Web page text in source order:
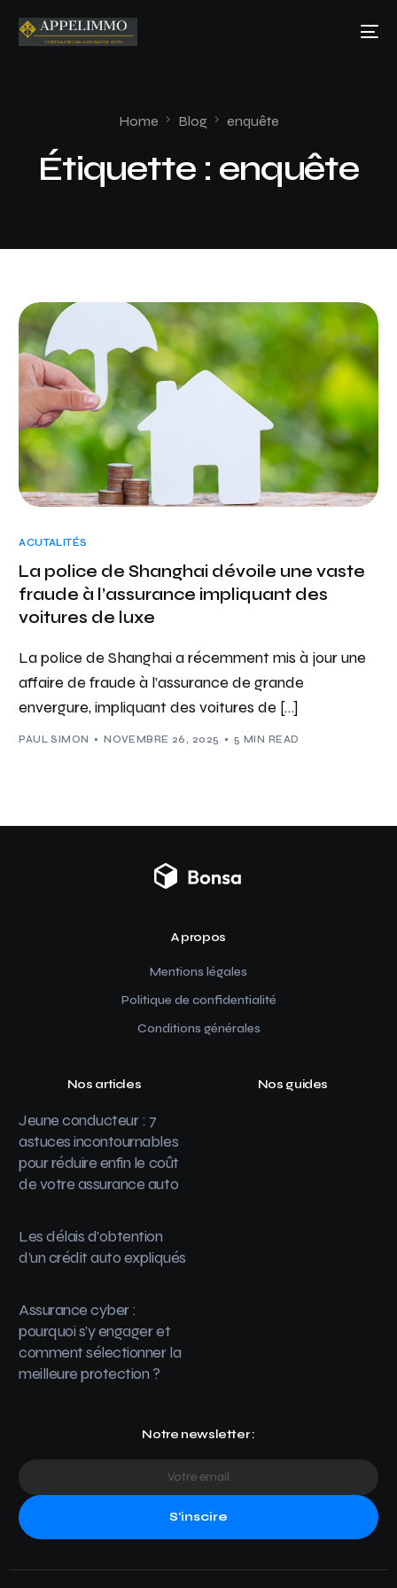
Home Blog enquête
Étiquette : enquête
ACUTALITÉS
La police de Shanghai dévoile une vaste
fraude à l’assurance impliquant des
voitures de luxe
La police de Shanghai a récemment mis à jour une
affaire de fraude à l’assurance de grande
envergure, impliquant des voitures de […]
PAUL SIMON NOVEMBRE 26, 2025 5 MIN READ
A propos
Mentions légales
Politique de confidentialité
Conditions générales
Nos articles
Jeune conducteur : 7
astuces incontournables
pour réduire enfin le coût
de votre assurance auto
Les délais d’obtention
d’un crédit auto expliqués
Assurance cyber :
pourquoi s’y engager et
comment sélectionner la
meilleure protection ?
Nos guides
Notre newsletter :
S'inscire